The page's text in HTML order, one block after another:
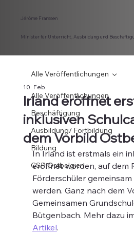
Minister für Unterricht, Ausbildung und
Jérôme Franssen
Alle Veröffentlichungen
Beschäftigung
Ausbildung/ Fortbildung
Bildung
CSP Ostbelgien
Alle Veröffentlichungen
Irland eröffnet
inklusiven
dem Vorbild
10. Feb.
In Irland ist erstmals ein
eröffnet worden, auf dem
Förderschüler
werden. Ganz nach dem
Gemeinsamen
Bütgenbach. Mehr dazu
Artikel.